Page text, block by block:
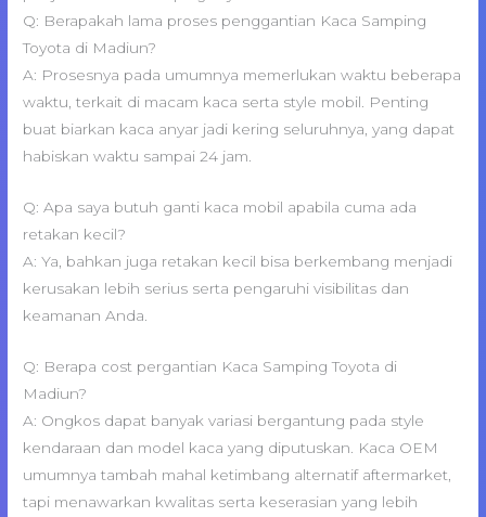
Q: Berapakah lama proses penggantian Kaca Samping
Toyota di Madiun?
A: Prosesnya pada umumnya memerlukan waktu beberapa
waktu, terkait di macam kaca serta style mobil. Penting
buat biarkan kaca anyar jadi kering seluruhnya, yang dapat
habiskan waktu sampai 24 jam.
Q: Apa saya butuh ganti kaca mobil apabila cuma ada
retakan kecil?
A: Ya, bahkan juga retakan kecil bisa berkembang menjadi
kerusakan lebih serius serta pengaruhi visibilitas dan
keamanan Anda.
Q: Berapa cost pergantian Kaca Samping Toyota di
Madiun?
A: Ongkos dapat banyak variasi bergantung pada style
kendaraan dan model kaca yang diputuskan. Kaca OEM
umumnya tambah mahal ketimbang alternatif aftermarket,
tapi menawarkan kwalitas serta keserasian yang lebih